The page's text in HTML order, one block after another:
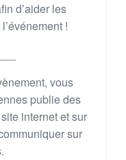
d’aider les
!
vous
publie des
internet et sur
sur